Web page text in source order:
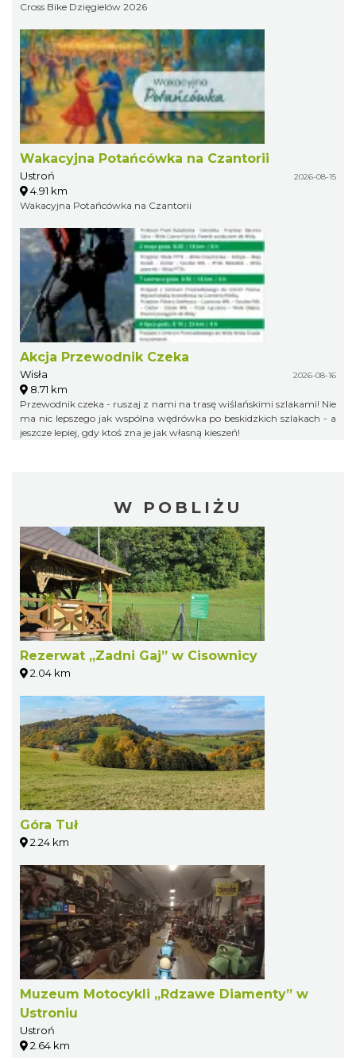
Cross Bike Dzięgielów 2026
Wakacyjna Potańcówka na Czantorii
Ustroń 2026-08-15
4.91 km
Wakacyjna Potańcówka na Czantorii
Akcja Przewodnik Czeka
Wisła 2026-08-16
8.71 km
Przewodnik czeka - ruszaj z nami na trasę wiślańskimi szlakami! Nie
ma nic lepszego jak wspólna wędrówka po beskidzkich szlakach - a
jeszcze lepiej, gdy ktoś zna je jak własną kieszeń!
W POBLIŻU
Rezerwat „Zadni Gaj” w Cisownicy
2.04 km
Góra Tuł
2.24 km
Muzeum Motocykli „Rdzawe Diamenty” w
Ustroniu
Ustroń
2.64 km